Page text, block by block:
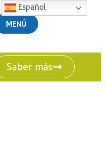
MENÚ
Saber más
Español